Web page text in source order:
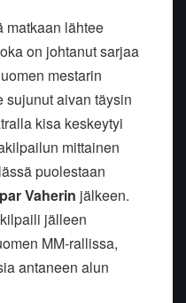
matkaan lähtee
on johtanut sarjaa
mestarin
sujunut aivan täysin
kisa keskeytyi
mittainen
puolestaan
Vaherin jälkeen.
jälleen
MM-rallissa,
antaneen alun